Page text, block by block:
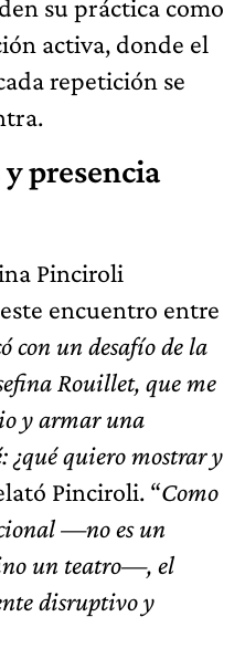
su práctica como
activa, donde el
repetición se
presencia
Pinciroli
encuentro entre
con un desafío de la
Rouillet, que me
y armar una
¿qué quiero mostrar y
Pinciroli. “Como
—no es un
un teatro—, el
disruptivo y